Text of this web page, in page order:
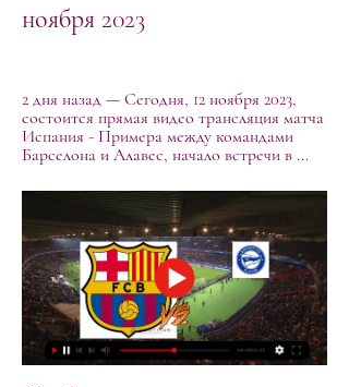
ноября 2023
2 дня назад — Сегодня, 12 ноября 2023,
состоится прямая видео трансляция матча
Испания - Примера между командами
Барселона и Алавес, начало встречи в ...